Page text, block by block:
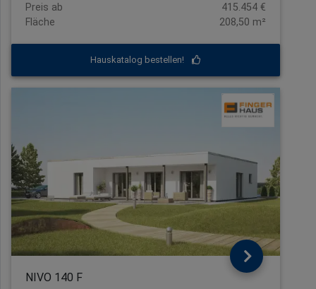
Preis ab
415.454 €
Fläche
208,50 m²
Hauskatalog bestellen!
NIVO 140 F